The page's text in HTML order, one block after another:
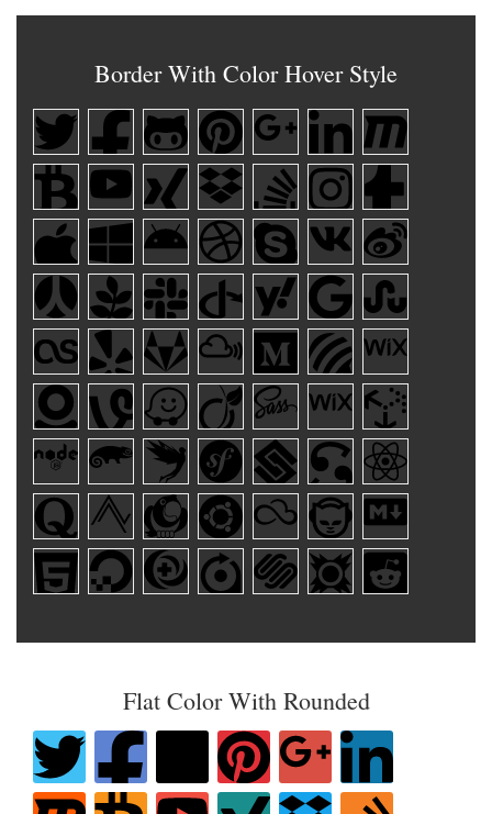
Border With Color Hover Style
Flat Color With Rounded